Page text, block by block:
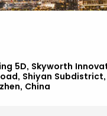
5D, Skyworth
Shiyan
China